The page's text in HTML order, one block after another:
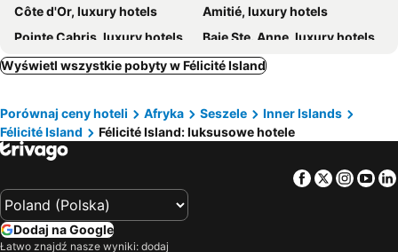
Côte d'Or, luxury hotels
Amitié, luxury hotels
Pointe Cabris, luxury hotels
Baie Ste. Anne, luxury hotels
Wyspa Cousin, luxury hotels
Wyświetl wszystkie pobyty w Félicité Island
Porównaj ceny hoteli Afryka Seszele
Inner Islands
Félicité Island
Félicité Island: luksusowe hotele
Facebook
Twitter
Dodaj na Google
Łatwo znajdź nasze wyniki: dodaj